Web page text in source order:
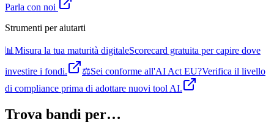
Parla con noi
Strumenti per aiutarti
📊 Misura la tua maturità digitaleScorecard gratuita per capire dove
investire i fondi.
⚖️Sei conforme all'AI Act EU?Verifica il livello
di compliance prima di adottare nuovi tool AI.
Trova bandi per…